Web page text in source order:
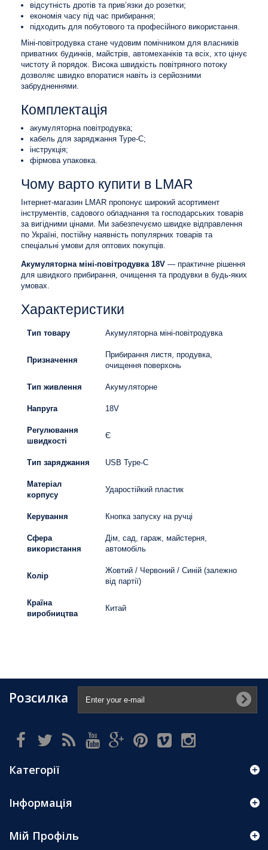
відсутність дротів та прив’язки до розетки;
економія часу під час прибирання;
підходить для побутового та професійного використання.
Міні-повітродувка стане чудовим помічником для власників
приватних будинків, майстрів, автомеханіків та всіх, хто цінує
чистоту й порядок. Висока швидкість повітряного потоку
дозволяє швидко впоратися навіть із серйозними
забрудненнями.
Комплектація
акумуляторна повітродувка;
кабель для заряджання Type-C;
інструкція;
фірмова упаковка.
Чому варто купити в LMAR
Інтернет-магазин LMAR пропонує широкий асортимент
інструментів, садового обладнання та господарських товарів
за вигідними цінами. Ми забезпечуємо швидке відправлення
по Україні, постійну наявність популярних товарів та
спеціальні умови для оптових покупців.
Акумуляторна міні-повітродувка 18V — практичне рішення
для швидкого прибирання, очищення та продувки в будь-яких
умовах.
Характеристики
Тип товару Акумуляторна міні-повітродувка
Призначення
Прибирання листя, продувка,
очищення поверхонь
Тип живлення Акумуляторне
Напруга 18V
Регулювання
швидкості
Є
Тип заряджання USB Type-C
Матеріал
корпусу
Ударостійкий пластик
Керування Кнопка запуску на ручці
Сфера
використання
Дім, сад, гараж, майстерня,
автомобіль
Колір
Жовтий / Червоний / Синій (залежно
від партії)
Країна
виробництва
Китай
Розсилка
Категорії
Інформація
Мій Профіль